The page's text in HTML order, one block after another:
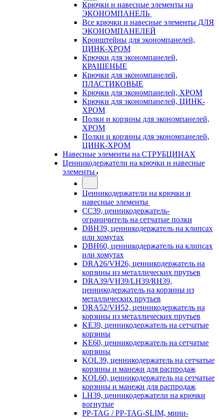
Крючки и навесные элементы на
ЭКОНОМПАНЕЛЬ
Все крючки и навесные элементы ДЛЯ
ЭКОНОМПАНЕЛЕЙ
Кронштейны для экономпанелей,
ЦИНК-ХРОМ
Крючки для экономпанелей,
КРАШЕНЫЕ
Крючки для экономпанелей,
ПЛАСТИКОВЫЕ
Крючки для экономпанелей, ХРОМ
Крючки для экономпанелей, ЦИНК-
ХРОМ
Полки и корзины для экономпанелей,
ХРОМ
Полки и корзины для экономпанелей,
ЦИНК-ХРОМ
Навесные элементы на СТРУБЦИНАХ
Ценникодержатели на крючки и навесные
элементы
Ценникодержатели на крючки и
навесные элементы
CC39, ценникодержатель-
ограничитель на сетчатые полки
DBH39, ценникодержатель на клипсах
или хомутах
DBH60, ценникодержатель на клипсах
или хомутах
DRA26/VH26, ценникодержатель на
корзины из металлических прутьев
DRA39/VH39/LH39/RH39,
ценникодержатель на корзины из
металлических прутьев
DRA52/VH52, ценникодержатель на
корзины из металлических прутьев
KE39, ценникодержатель на сетчатые
корзины
KE60, ценникодержатель на сетчатые
корзины
KOL39, ценникодержатель на сетчатые
корзины и манежи для распродаж
KOL60, ценникодержатель на сетчатые
корзины и манежи для распродаж
LH39, ценникодержатели на крючки
вогнутые
PP-TAG / PP-TAG-SLIM, мини-